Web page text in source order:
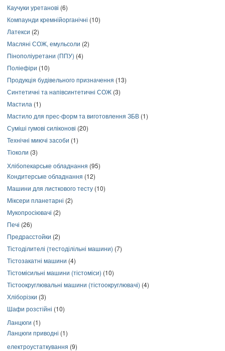
Каучуки уретанові (6)
Компаунди кремнійорганічні (10)
Латекси (2)
Масляні СОЖ, емульсоли (2)
Пінополіуретани (ППУ) (4)
Поліефіри (10)
Продукція будівельного призначення (13)
Синтетичні та напівсинтетичні СОЖ (3)
Мастила (1)
Мастило для прес-форм та виготовлення ЗБВ (1)
Суміші гумові силіконові (20)
Технічні миючі засоби (1)
Тіоколи (3)
Хлібопекарське обладнання (95)
Кондитерське обладнання (12)
Машини для листкового тесту (10)
Міксери планетарні (2)
Мукопросіювачі (2)
Печі (26)
Предрасстойки (2)
Тістоділителі (тестоділільні машини) (7)
Тістозакатні машини (4)
Тістомісильні машини (тістоміси) (10)
Тістоокруглювальні машини (тістоокруглювачі) (4)
Хліборізки (3)
Шафи розстійні (10)
Ланцюги (1)
Ланцюги приводні (1)
електроустаткування (9)